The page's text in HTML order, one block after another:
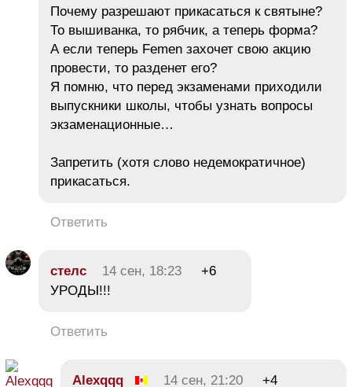
Почему разрешают прикасаться к святыне?
То вышиванка, то рябчик, а теперь форма?
А если теперь Femen захочет свою акцию
провести, то разденет его?
Я помню, что перед экзаменами приходили
выпускники школы, чтобы узнать вопросы
экзаменационные…
Запретить (хотя слово недемократичное)
прикасаться.
Ответить
стелс 14 сен, 18:23
+6
УРОДЫ!!!
Ответить
Alexqqq 14 сен, 21:20
+4